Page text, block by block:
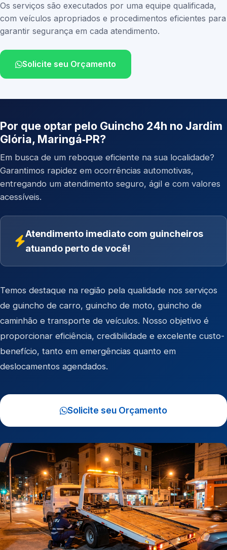
Os serviços são executados por uma equipe qualificada,
com veículos apropriados e procedimentos eficientes para
garantir segurança em cada atendimento.
Solicite seu Orçamento
Por que optar pelo Guincho 24h no Jardim
Glória, Maringá‑PR?
Em busca de um reboque eficiente na sua localidade?
Garantimos rapidez em ocorrências automotivas,
entregando um atendimento seguro, ágil e com valores
acessíveis.
Atendimento imediato com guincheiros
atuando perto de você!
Temos destaque na região pela qualidade nos serviços
de guincho de carro, guincho de moto, guincho de
caminhão e transporte de veículos. Nosso objetivo é
proporcionar eficiência, credibilidade e excelente custo-
benefício, tanto em emergências quanto em
deslocamentos agendados.
Solicite seu Orçamento